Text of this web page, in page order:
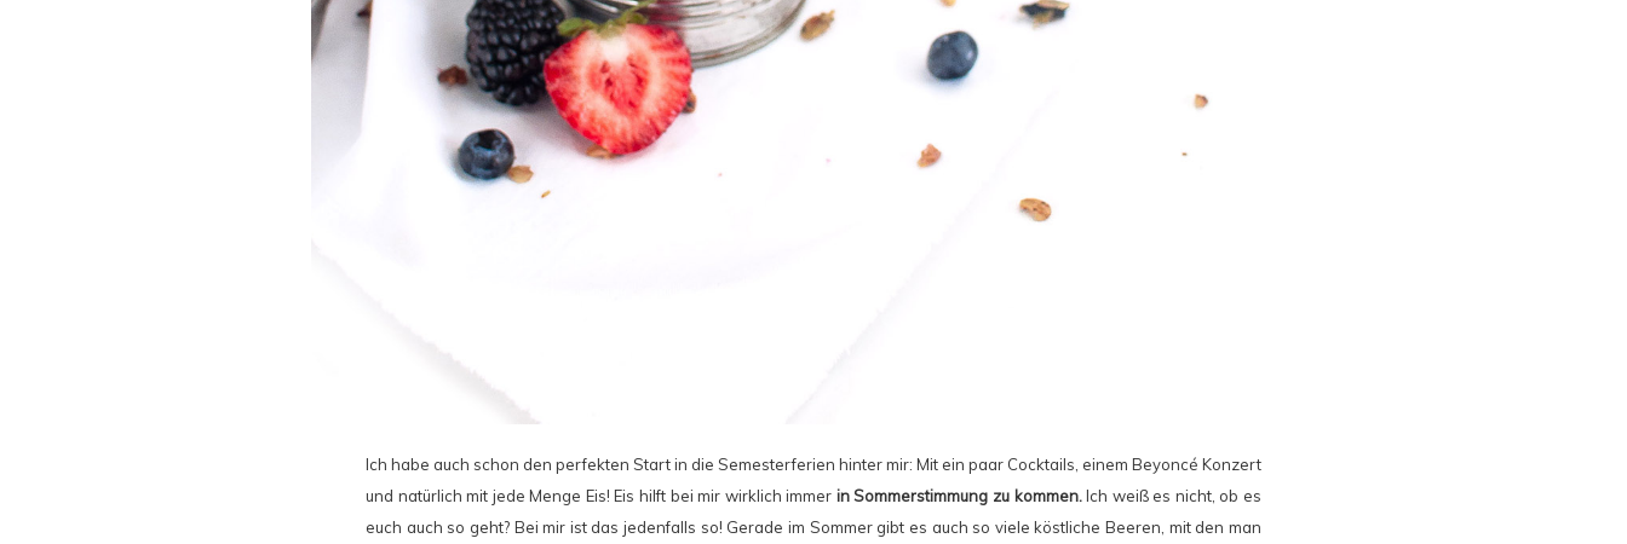
Ich habe auch schon den perfekten Start in die Semesterferien hinter mir: Mit ein paar Cocktails, einem Beyoncé Konzert
und natürlich mit jede Menge Eis! Eis hilft bei mir wirklich immer in Sommerstimmung zu kommen.Ich weiß es nicht, ob es
euch auch so geht? Bei mir ist das jedenfalls so! Gerade im Sommer gibt es auch so viele köstliche Beeren, mit den man